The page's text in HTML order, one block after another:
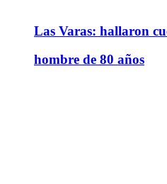
Las Varas: hallaron
hombre de 80 años